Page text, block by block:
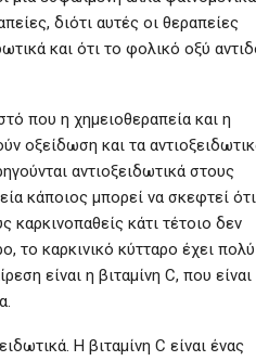
διότι αυτές οι θεραπείες
και ότι το φολικό οξύ
που η χημειοθεραπεία και η
οξείδωση και τα
αντιοξειδωτικά στους
κάποιος μπορεί να σκεφτεί ότι
κάτι τέτοιο δεν
το καρκινικό κύτταρο έχει πολύ
είναι η βιταμίνη C, που είναι
Η βιταμίνη C είναι ένας